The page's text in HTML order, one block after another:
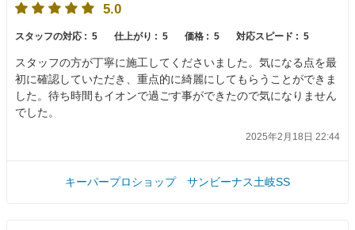
5.0
スタッフの対応 : 5 仕上がり : 5 価格 : 5 対応スピード : 5
スタッフの方が丁寧に施工してくださいました。気になる点を最
初に確認していただき、重点的に綺麗にしてもらうことができま
した。待ち時間もイオンで過ごす事ができたので気になりません
でした。
2025年2月18日 22:44
キーパープロショップ サンビーナス土岐SS